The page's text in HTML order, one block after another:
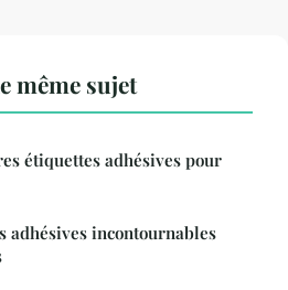
même sujet
étiquettes adhésives pour
adhésives incontournables